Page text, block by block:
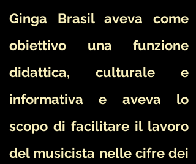
Ginga Brasil aveva come
obiettivo una funzione
didattica, culturale e
informativa e aveva lo
scopo di facilitare il lavoro
del musicista nelle cifre dei